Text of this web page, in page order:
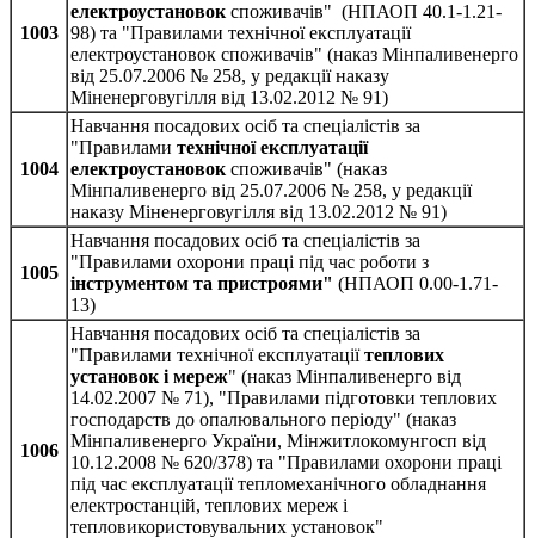
1003
електроустановок споживачів" (НПАОП 40.1-1.21-
98) та "Правилами технічної експлуатації
електроустановок споживачів" (наказ Мінпаливенерго
від 25.07.2006 № 258, у редакції наказу
Міненерговугілля від 13.02.2012 № 91)
1004
Навчання посадових осіб та спеціалістів за
"Правилами технічної експлуатації
електроустановок споживачів" (наказ
Мінпаливенерго від 25.07.2006 № 258, у редакції
наказу Міненерговугілля від 13.02.2012 № 91)
1005
Навчання посадових осіб та спеціалістів за
"Правилами охорони праці під час роботи з
інструментом та пристроями" (НПАОП 0.00-1.71-
13)
1006
Навчання посадових осіб та спеціалістів за
"Правилами технічної експлуатаціїтеплових
установок і мереж" (наказ Мінпаливенерго від
14.02.2007 № 71), "Правилами підготовки теплових
господарств до опалювального періоду" (наказ
Мінпаливенерго України, Мінжитлокомунгосп від
10.12.2008 № 620/378) та "Правилами охорони праці
під час експлуатації тепломеханічного обладнання
електростанцій, теплових мереж і
тепловикористовувальних установок"